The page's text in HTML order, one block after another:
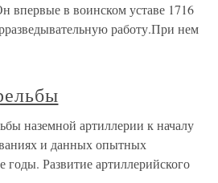
в воинском уставе 1716
работу.При нем
наземной артиллерии к началу
и данных опытных
Развитие артиллерийского